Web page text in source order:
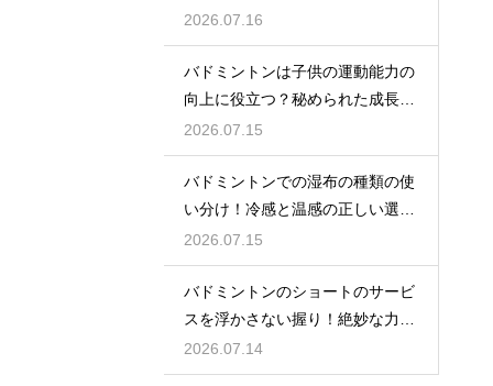
きさ
2026.07.16
バドミントンは子供の運動能力の
向上に役立つ？秘められた成長効
果
2026.07.15
バドミントンでの湿布の種類の使
い分け！冷感と温感の正しい選び
方
2026.07.15
バドミントンのショートのサービ
スを浮かさない握り！絶妙な力加
減のコツ
2026.07.14